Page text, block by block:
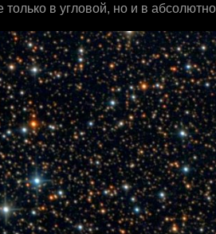
только в угловой, но и в